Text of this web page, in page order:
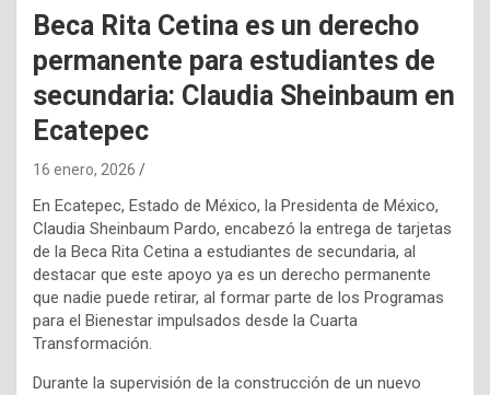
Beca Rita Cetina es un derecho
permanente para estudiantes de
secundaria: Claudia Sheinbaum en
Ecatepec
16 enero, 2026
En Ecatepec, Estado de México, la Presidenta de México,
Claudia Sheinbaum Pardo, encabezó la entrega de tarjetas
de la Beca Rita Cetina a estudiantes de secundaria, al
destacar que este apoyo ya es un derecho permanente
que nadie puede retirar, al formar parte de los Programas
para el Bienestar impulsados desde la Cuarta
Transformación.
Durante la supervisión de la construcción de un nuevo